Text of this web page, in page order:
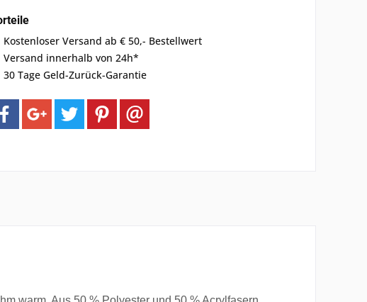
Kostenloser Versand ab € 50,- Bestellwert
Versand innerhalb von 24h*
30 Tage Geld-Zurück-Garantie